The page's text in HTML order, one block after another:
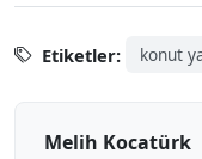
Etiketler: konut
Melih Kocatürk